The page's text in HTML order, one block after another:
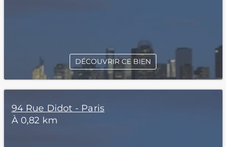
DÉCOUVRIR CE BIEN
94 Rue Didot - Paris
À 0,82 km